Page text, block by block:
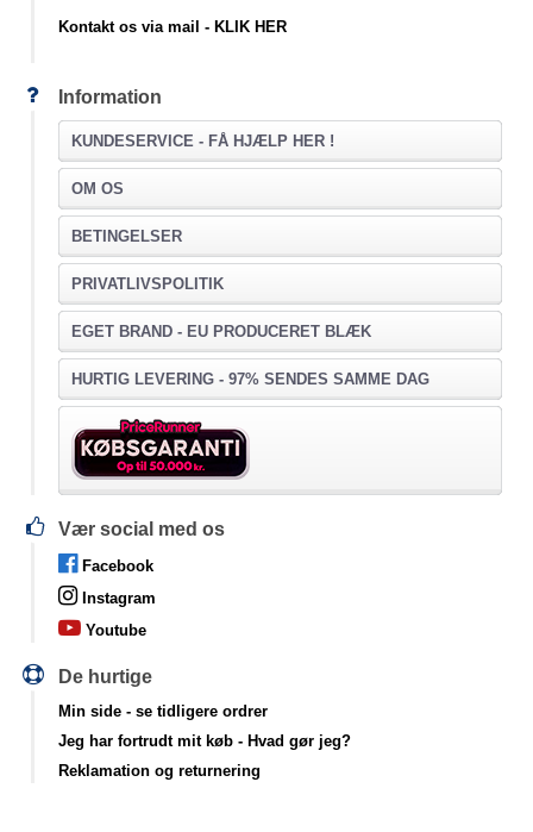
Kontakt os via mail - KLIK HER
Information
KUNDESERVICE - FÅ HJÆLP HER !
OM OS
BETINGELSER
PRIVATLIVSPOLITIK
EGET BRAND - EU PRODUCERET BLÆK
HURTIG LEVERING - 97% SENDES SAMME DAG
Vær social med os
Facebook
Instagram
Youtube
De hurtige
Min side - se tidligere ordrer
Jeg har fortrudt mit køb - Hvad gør jeg?
Reklamation og returnering